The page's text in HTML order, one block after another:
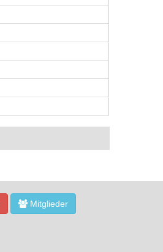
Mitglieder